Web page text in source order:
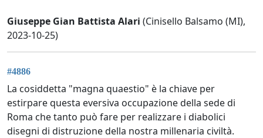
Giuseppe Gian Battista Alari (Cinisello Balsamo (MI),
2023-10-25)
#4886
La cosiddetta "magna quaestio" è la chiave per
estirpare questa eversiva occupazione della sede di
Roma che tanto può fare per realizzare i diabolici
disegni di distruzione della nostra millenaria civiltà.